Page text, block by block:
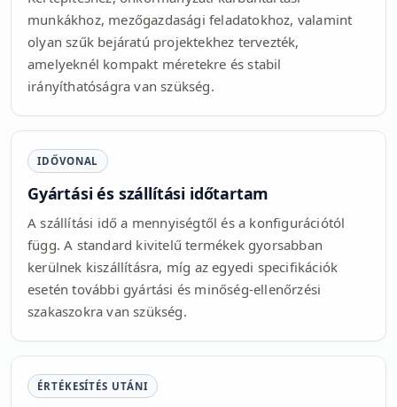
munkákhoz, mezőgazdasági feladatokhoz, valamint
olyan szűk bejáratú projektekhez tervezték,
amelyeknél kompakt méretekre és stabil
irányíthatóságra van szükség.
IDŐVONAL
Gyártási és szállítási időtartam
A szállítási idő a mennyiségtől és a konfigurációtól
függ. A standard kivitelű termékek gyorsabban
kerülnek kiszállításra, míg az egyedi specifikációk
esetén további gyártási és minőség-ellenőrzési
szakaszokra van szükség.
ÉRTÉKESÍTÉS UTÁNI